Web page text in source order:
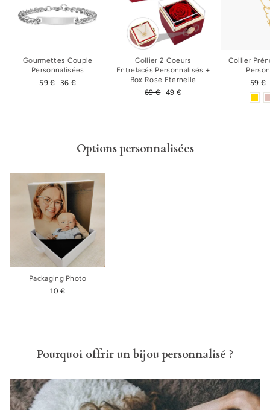
Gourmettes Couple
Personnalisées
Prix
59 €
Prix
36 €
Collier 2 Coeurs
Entrelacés Personnalisés +
Box Rose Eternelle
Prix
69 €
Prix
49 €
Collier
Prix
59 €
Options personnalisées
Packaging Photo
10 €
Pourquoi offrir un bijou personnalisé ?